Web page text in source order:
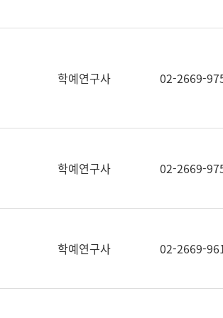
학예연구사 02-2669-
학예연구사 02-2669-
학예연구사 02-2669-